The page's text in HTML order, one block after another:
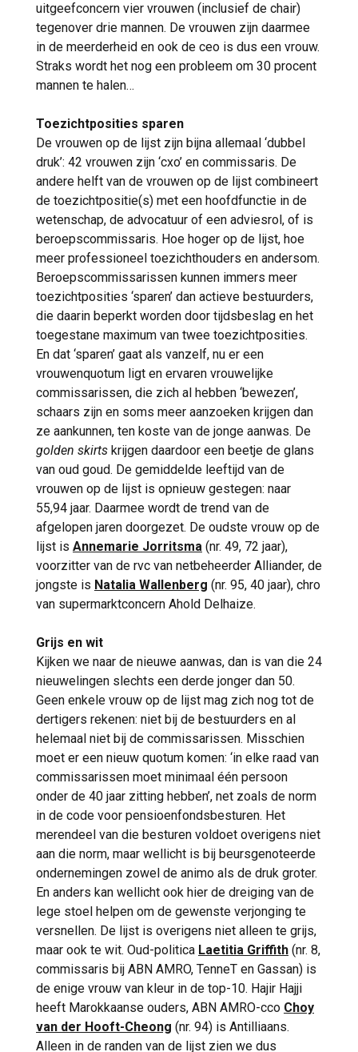
uitgeefconcern vier vrouwen (inclusief de chair)
tegenover drie mannen. De vrouwen zijn daarmee
in de meerderheid en ook de ceo is dus een vrouw.
Straks wordt het nog een probleem om 30 procent
mannen te halen…
Toezichtposities sparen
De vrouwen op de lijst zijn bijna allemaal ‘dubbel
druk’: 42 vrouwen zijn ‘cxo’ en commissaris. De
andere helft van de vrouwen op de lijst combineert
de toezichtpositie(s) met een hoofdfunctie in de
wetenschap, de advocatuur of een adviesrol, of is
beroepscommissaris. Hoe hoger op de lijst, hoe
meer professioneel toezichthouders en andersom.
Beroepscommissarissen kunnen immers meer
toezichtposities ‘sparen’ dan actieve bestuurders,
die daarin beperkt worden door tijdsbeslag en het
toegestane maximum van twee toezichtposities.
En dat ‘sparen’ gaat als vanzelf, nu er een
vrouwenquotum ligt en ervaren vrouwelijke
commissarissen, die zich al hebben ‘bewezen’,
schaars zijn en soms meer aanzoeken krijgen dan
ze aankunnen, ten koste van de jonge aanwas. De
golden skirts krijgen daardoor een beetje de glans
van oud goud. De gemiddelde leeftijd van de
vrouwen op de lijst is opnieuw gestegen: naar
55,94 jaar. Daarmee wordt de trend van de
afgelopen jaren doorgezet. De oudste vrouw op de
lijst is Annemarie Jorritsma (nr. 49, 72 jaar),
voorzitter van de rvc van netbeheerder Alliander, de
jongste is Natalia Wallenberg (nr. 95, 40 jaar), chro
van supermarktconcern Ahold Delhaize.
Grijs en wit
Kijken we naar de nieuwe aanwas, dan is van die 24
nieuwelingen slechts een derde jonger dan 50.
Geen enkele vrouw op de lijst mag zich nog tot de
dertigers rekenen: niet bij de bestuurders en al
helemaal niet bij de commissarissen. Misschien
moet er een nieuw quotum komen: ‘in elke raad van
commissarissen moet minimaal één persoon
onder de 40 jaar zitting hebben’, net zoals de norm
in de code voor pensioenfondsbesturen. Het
merendeel van die besturen voldoet overigens niet
aan die norm, maar wellicht is bij beursgenoteerde
ondernemingen zowel de animo als de druk groter.
En anders kan wellicht ook hier de dreiging van de
lege stoel helpen om de gewenste verjonging te
versnellen. De lijst is overigens niet alleen te grijs,
maar ook te wit. Oud-politica Laetitia Griffith (nr. 8,
commissaris bij ABN AMRO, TenneT en Gassan) is
de enige vrouw van kleur in de top-10. Hajir Hajji
heeft Marokkaanse ouders, ABN AMRO-cco Choy
van der Hooft-Cheong (nr. 94) is Antilliaans.
Alleen in de randen van de lijst zien we dus